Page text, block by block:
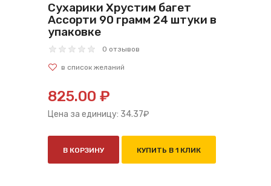
Сухарики Хрустим багет
Ассорти 90 грамм 24 штуки в
упаковке
0 отзывов
825.00 ₽
Цена за единицу: 34.37₽
В КОРЗИНУ КУПИТЬ В 1 КЛИК